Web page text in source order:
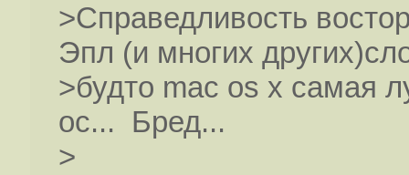
>Справедливость
Эпл (и многих
>будто mac os x самая
ос... Бред...
>